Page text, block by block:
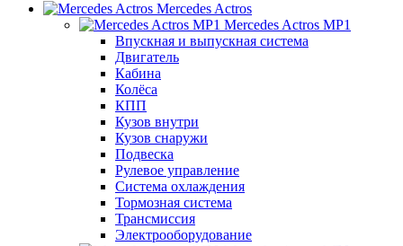
Mercedes Actros
Mercedes Actros MP1
Впускная и выпускная система
Двигатель
Кабина
Колёса
КПП
Кузов внутри
Кузов снаружи
Подвеска
Рулевое управление
Система охлаждения
Тормозная система
Трансмиссия
Электрооборудование